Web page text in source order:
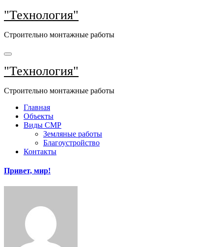
Перейти
к
"Технология"
Строительно монтажные работы
"Технология"
Строительно монтажные работы
Главная
Объекты
Виды СМР
Земляные работы
Благоустройство
Контакты
Привет, мир!